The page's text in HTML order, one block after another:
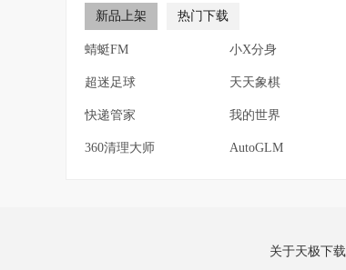
新品上架 热门下载
蜻蜓FM 小X分身
超迷足球 天天象棋
快递管家 我的世界
360清理大师 AutoGLM
关于天极下载